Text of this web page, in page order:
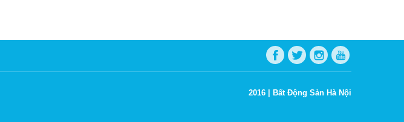
2016 | Bất Động Sản Hà Nội